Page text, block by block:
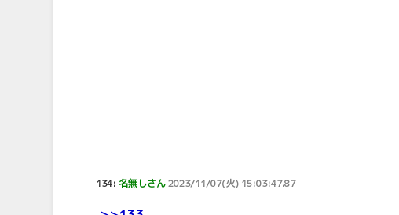
134:名無しさん2023/11/07(火) 15:03:47.87